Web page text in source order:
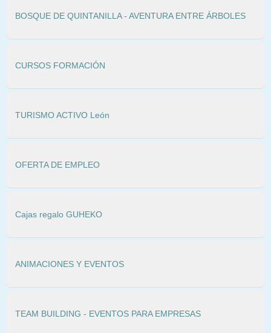
BOSQUE DE QUINTANILLA - AVENTURA ENTRE ÁRBOLES
CURSOS FORMACIÓN
TURISMO ACTIVO León
OFERTA DE EMPLEO
Cajas regalo GUHEKO
ANIMACIONES Y EVENTOS
TEAM BUILDING - EVENTOS PARA EMPRESAS